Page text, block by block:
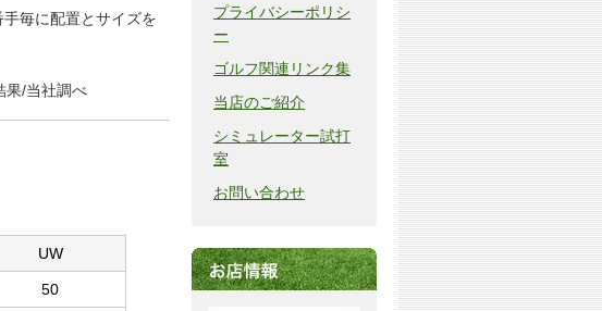
毎に配置とサイズを
果/当社調べ
UW
50
プライバシーポリシ
ー
ゴルフ関連リンク集
当店のご紹介
シミュレーター試打
室
お問い合わせ